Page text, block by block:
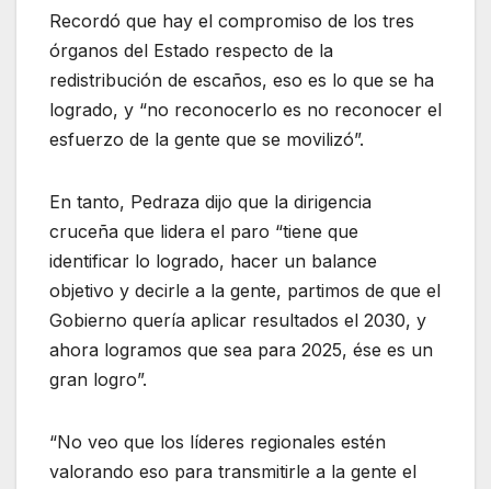
Recordó que hay el compromiso de los tres
órganos del Estado respecto de la
redistribución de escaños, eso es lo que se ha
logrado, y “no reconocerlo es no reconocer el
esfuerzo de la gente que se movilizó”.
En tanto, Pedraza dijo que la dirigencia
cruceña que lidera el paro “tiene que
identificar lo logrado, hacer un balance
objetivo y decirle a la gente, partimos de que el
Gobierno quería aplicar resultados el 2030, y
ahora logramos que sea para 2025, ése es un
gran logro”.
“No veo que los líderes regionales estén
valorando eso para transmitirle a la gente el